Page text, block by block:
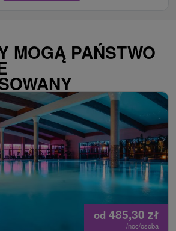
MOGĄ PAŃSTWO
od 485,30 zł
/noc/osoba